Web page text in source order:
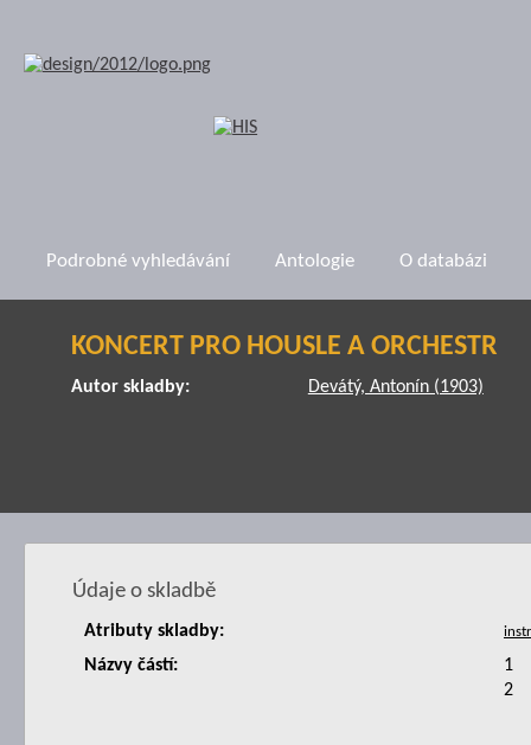
Podrobné vyhledávání Antologie O databázi
KONCERT PRO HOUSLE A ORCHESTR
Autor skladby: Devátý, Antonín (1903)
Údaje o skladbě
Atributy skladby:
Názvy částí:
1
2